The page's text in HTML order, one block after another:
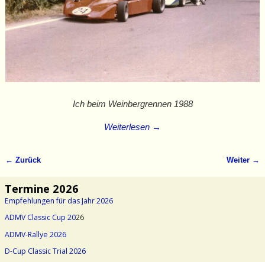
Ich beim Weinbergrennen 1988
Weiterlesen →
← Zurück Weiter →
Termine 2026
Empfehlungen für das Jahr 2026
ADMV Classic Cup 2026
ADMV-Rallye 2026
D-Cup Classic Trial 2026